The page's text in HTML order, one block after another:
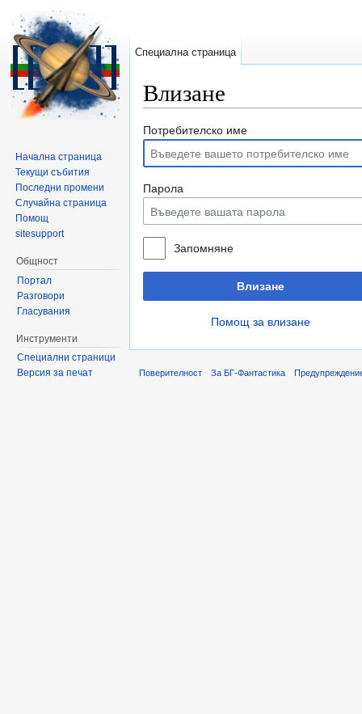
Влизане
Потребителско име
Парола
Запомняне
Влизане
Помощ за влизане
Специална страница
Начална страница
Текущи събития
Последни промени
Случайна страница
Помощ
sitesupport
Общност
Портал
Разговори
Гласувания
Инструменти
Специални страници
Версия за печат
Поверителност За БГ-Фантастика